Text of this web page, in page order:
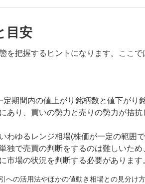
目安
を把握するヒントになります。ここ
期間内の値上がり銘柄数と値下がり
あり、買いの勢力と売りの勢力が拮抗
わゆるレンジ相場(株価が一定の範囲
独で売買の判断をするのは難しいた
市場の状況を判断する必要があります
への活用法やほかの値動き相場との見分け方